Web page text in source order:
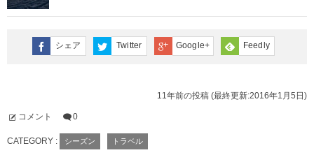
シェア Twitter Google+ Feedly
11年前の投稿 (最終更新:2016年1月5日)
コメント 0
CATEGORY : シーズン トラベル